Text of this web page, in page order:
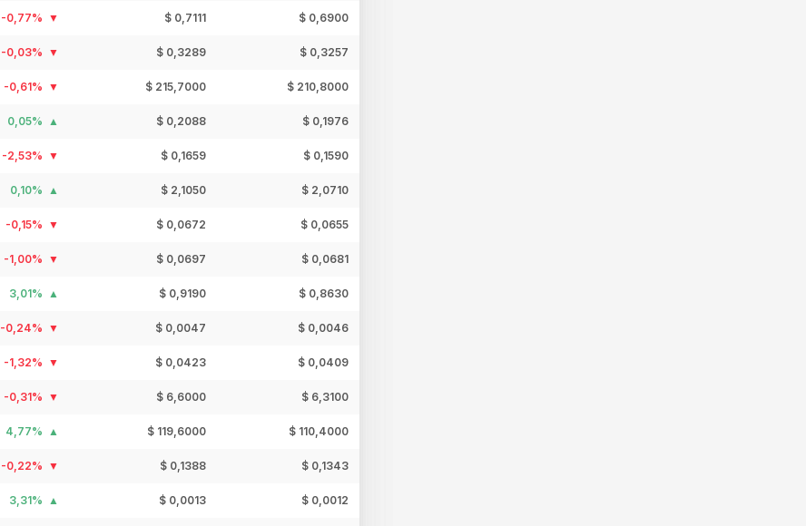
-0,77% $ 0,7111 $ 0,6900
-0,03% $ 0,3289 $ 0,3257
-0,61% $ 215,7000 $ 210,8000
0,05% $ 0,2088 $ 0,1976
-2,53% $ 0,1659 $ 0,1590
0,10% $ 2,1050 $ 2,0710
-0,15% $ 0,0672 $ 0,0655
-1,00% $ 0,0697 $ 0,0681
3,01% $ 0,9190 $ 0,8630
-0,24% $ 0,0047 $ 0,0046
-1,32% $ 0,0423 $ 0,0409
-0,31% $ 6,6000 $ 6,3100
4,77% $ 119,6000 $ 110,4000
-0,22% $ 0,1388 $ 0,1343
3,31% $ 0,0013 $ 0,0012